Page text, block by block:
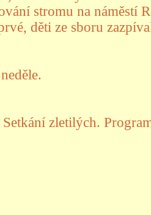
stromu na náměstí
děti ze sboru
zletilých.